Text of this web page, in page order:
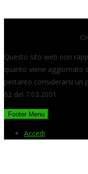
Questo sito web non
quanto viene aggiornato
pertanto considerarsi un
62 del 7.03.2001
Footer Menu
Accedi